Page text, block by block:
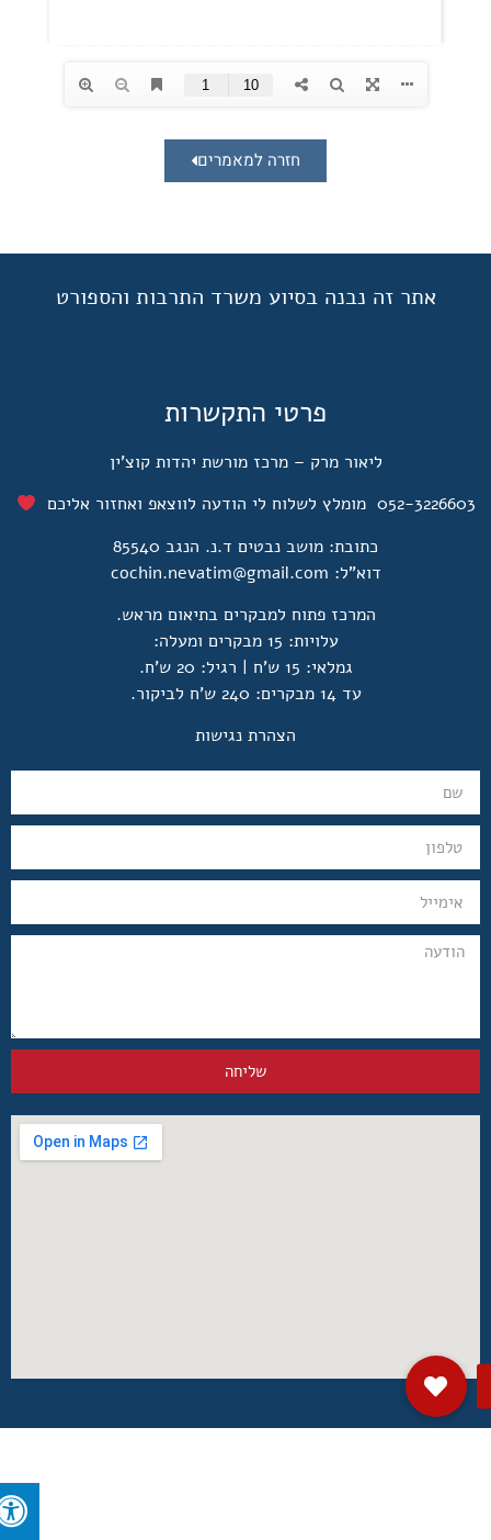
חזרה למאמרים
אתר זה נבנה בסיוע משרד התרבות והספורט
פרטי התקשרות
ליאור מרק – מרכז מורשת יהדות קוצ'ין
3226603 מומלץ לשלוח לי הודעה לווצאפ ואחזור אליכם
כתובת: מושב נבטים ד.נ. הנגב 85540
דוא"ל:cochin.nevatim@gmail.com
המרכז פתוח למבקרים בתיאום מראש.
עלויות: 15 מבקרים ומעלה:
גמלאי: 15 ש'ח | רגיל: 20 ש'ח.
עד 14 מבקרים: 240 ש'ח לביקור.
הצהרת נגישות
שליחה